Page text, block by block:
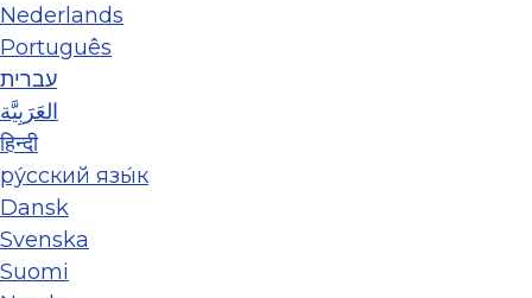
Nederlands
Português
עברית
العَرَبِيَّة
हिन्दी
ру́сский язы́к
Dansk
Svenska
Suomi